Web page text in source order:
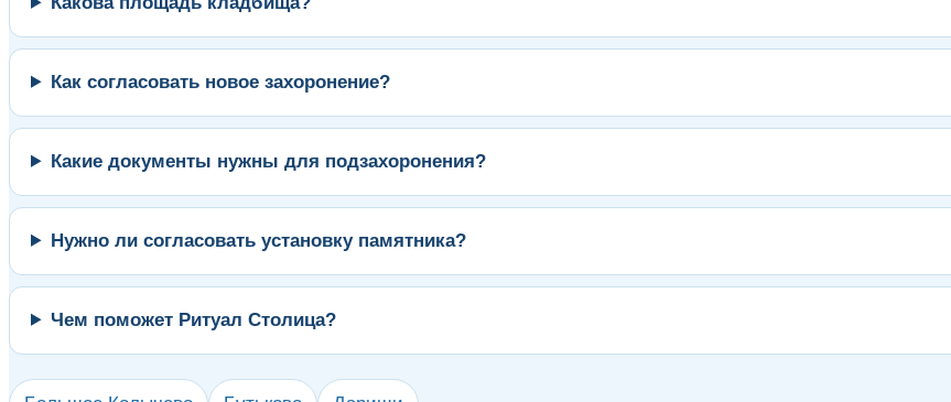
Как согласовать новое захоронение?
Какие документы нужны для подзахоронения?
Нужно ли согласовать установку памятника?
Чем поможет Ритуал Столица?